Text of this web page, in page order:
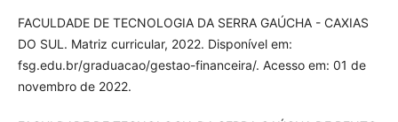
FACULDADE DE TECNOLOGIA DA SERRA GAÚCHA - CAXIAS
DO SUL. Matriz curricular, 2022. Disponível em:
fsg.edu.br/graduacao/gestao-financeira/. Acesso em: 01 de
novembro de 2022.